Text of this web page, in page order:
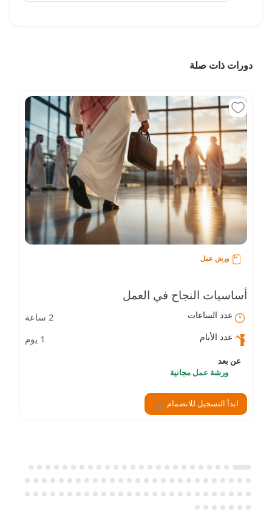
دورات ذات صلة
ورش عمل
أساسيات النجاح في العمل
عدد الساعات 2 ساعة
عدد الأيام 1 يوم
عن بعد
ورشة عمل مجانية
ابدأ التسجيل للانضمام